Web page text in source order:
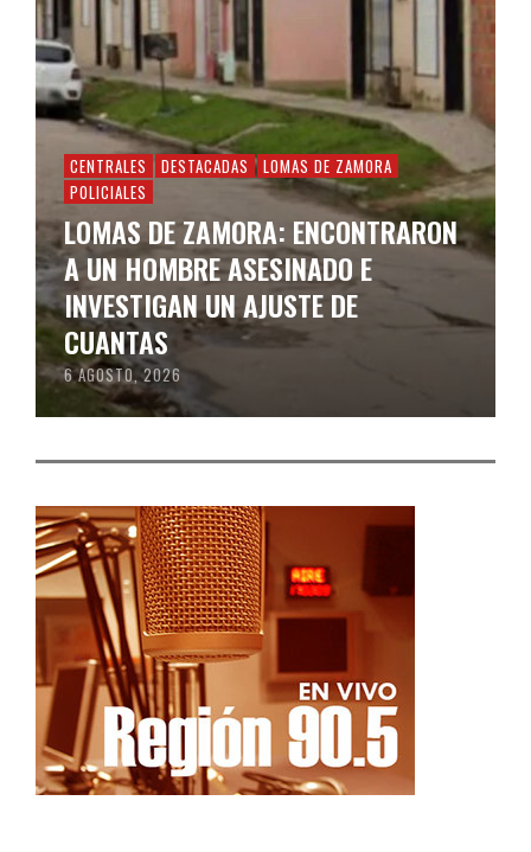
CENTRALES DESTACADAS
LOMAS DE ZAMORA
POLICIALES
LOMAS DE ZAMORA: ENCONTRARON
A UN HOMBRE ASESINADO E
INVESTIGAN UN AJUSTE DE
CUANTAS
6 AGOSTO, 2026